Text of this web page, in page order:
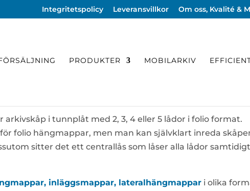
Integritetspolicy Leveransvillkor Om oss, Kvalité &
PRODUKTER MOBILARKIV
arkivskåp i tunnplåt med 2, 3, 4 eller 5 lådor i folio format.
folio hängmappar, men man kan självklart inreda
sitter det ett centrallås som låser alla lådor
inläggsmappar, lateralhängmappar i olika